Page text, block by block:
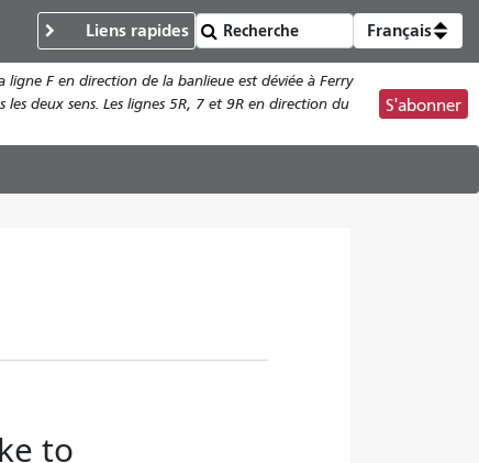
Liens rapides Français
F en direction de la banlieue est déviée à Ferry
deux sens. Les lignes 5R, 7 et 9R en direction du
S'abonner